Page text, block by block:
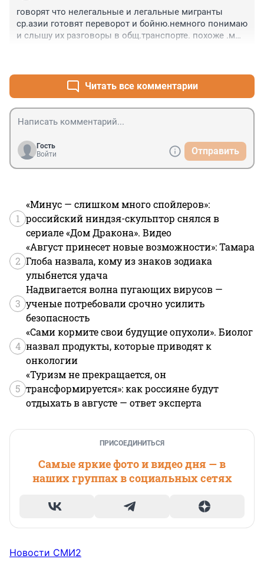
говорят что нелегальные и легальные мигранты
ср.азии готовят переворот и бойню.немного понимаю
и слышу их разговоры в общ.транспорте. похоже .мы
Читать все комментарии
Гость
Войти
Отправить
1
«Минус — слишком много спойлеров»:
российский ниндзя-скульптор снялся в
сериале «Дом Дракона». Видео
2
«Август принесет новые возможности»: Тамара
Глоба назвала, кому из знаков зодиака
улыбнется удача
3
Надвигается волна пугающих вирусов —
ученые потребовали срочно усилить
безопасность
4
«Сами кормите свои будущие опухоли». Биолог
назвал продукты, которые приводят к
онкологии
5
«Туризм не прекращается, он
трансформируется»: как россияне будут
отдыхать в августе — ответ эксперта
ПРИСОЕДИНИТЬСЯ
Самые яркие фото и видео дня — в
наших группах в социальных сетях
Новости СМИ2